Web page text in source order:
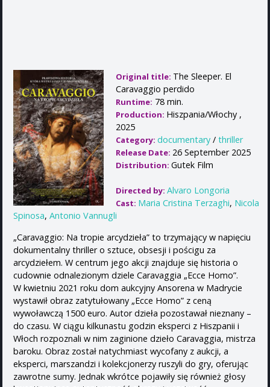
Original title: The Sleeper. El
Caravaggio perdido
Runtime: 78 min.
Production: Hiszpania/Włochy ,
2025
Category: documentary / thriller
Release Date: 26 September 2025
Distribution: Gutek Film
Directed by: Alvaro Longoria
Cast: Maria Cristina Terzaghi, Nicola
Spinosa, Antonio Vannugli
„Caravaggio: Na tropie arcydzieła” to trzymający w napięciu
dokumentalny thriller o sztuce, obsesji i pościgu za
arcydziełem. W centrum jego akcji znajduje się historia o
cudownie odnalezionym dziele Caravaggia „Ecce Homo”.
W kwietniu 2021 roku dom aukcyjny Ansorena w Madrycie
wystawił obraz zatytułowany „Ecce Homo” z ceną
wywoławczą 1500 euro. Autor dzieła pozostawał nieznany –
do czasu. W ciągu kilkunastu godzin eksperci z Hiszpanii i
Włoch rozpoznali w nim zaginione dzieło Caravaggia, mistrza
baroku. Obraz został natychmiast wycofany z aukcji, a
eksperci, marszandzi i kolekcjonerzy ruszyli do gry, oferując
zawrotne sumy. Jednak wkrótce pojawiły się również głosy